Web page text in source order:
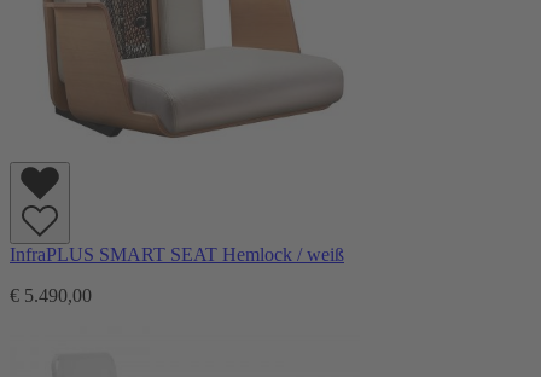
InfraPLUS SMART SEAT Hemlock / weiß
€ 5.490,00